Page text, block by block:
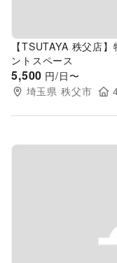
【TSUTAYA 秩父店
ントスペース
5,500 円/日〜
埼玉県 秩父市
Previous slide